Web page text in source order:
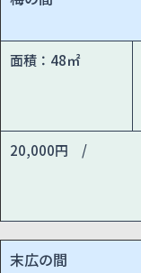
面積：48㎡
20,000円 /
末広の間